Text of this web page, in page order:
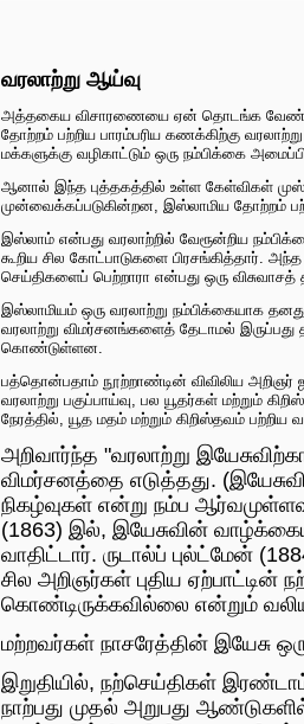
வரலாற்று ஆய்வு
அத்தகைய விசாரணையை ஏன் தொடங்க
தோற்றம் பற்றிய பாரம்பரிய கணக்கிற்கு
மக்களுக்கு வழிகாட்டும் ஒரு நம்பிக்கை
ஆனால் இந்த புத்தகத்தில் உள்ள கேள்விகள்
முன்வைக்கப்படுகின்றன, இஸ்லாமிய தோற்றம்
இஸ்லாம் என்பது வரலாற்றில் வேரூன்றிய
கூறிய சில கோட்பாடுகளை பிரசங்கித்தார்.
செய்திகளைப் பெற்றாரா என்பது ஒரு
இஸ்லாமியம் ஒரு வரலாற்று நம்பிக்கையாக
வரலாற்று விமர்சனங்களைத் தேடாமல்
கொண்டுள்ளன.
பத்தொன்பதாம் நூற்றாண்டின் விவிலிய
வரலாற்று பகுப்பாய்வு, பல யூதர்கள் மற்றும்
நேரத்தில், யூத மதம் மற்றும் கிறிஸ்தவம்
அறிவார்ந்த "வரலாற்று
விமர்சனத்தை எடுத்தது.
நிகழ்வுகள் என்று நம்ப
(1863) இல், இயேசுவின்
வாதிட்டார். ருடால்ப் புல்ட்மேன்
சில அறிஞர்கள் புதிய
கொண்டிருக்கவில்லை என்றும்
மற்றவர்கள் நாசரேத்தின் இயேசு
இறுதியில், நற்செய்திகள்
நாற்பது முதல் அறுபது